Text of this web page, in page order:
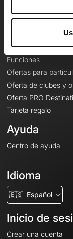
Le Mag'
Mapas base
Funciones
Ofertas para
Oferta de clubes y
Oferta PRO
Tarjeta regalo
Ayuda
Centro de ayuda
Idioma
🇪🇸 Español
Inicio de
Crear una cuenta